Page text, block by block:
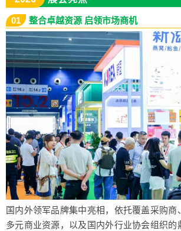
01 整合卓越资源 启领市场商机
国内外领军品牌集中亮相，依托覆盖采购商
多元商业资源，以及国内外行业协会组织的